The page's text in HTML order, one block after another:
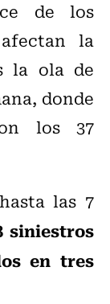
de los
la
la ola de
donde
los 37
las 7
siniestros
en tres